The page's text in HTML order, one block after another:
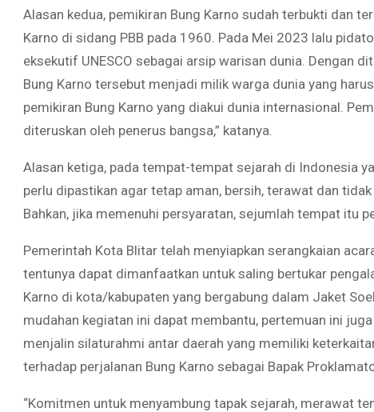
Alasan kedua, pemikiran Bung Karno sudah terbukti dan
Karno di sidang PBB pada 1960. Pada Mei 2023 lalu
eksekutif UNESCO sebagai arsip warisan dunia. Dengan
Bung Karno tersebut menjadi milik warga dunia yang
pemikiran Bung Karno yang diakui dunia internasional.
diteruskan oleh penerus bangsa,” katanya.
Alasan ketiga, pada tempat-tempat sejarah di Indonesia
perlu dipastikan agar tetap aman, bersih, terawat dan
Bahkan, jika memenuhi persyaratan, sejumlah tempat itu
Pemerintah Kota Blitar telah menyiapkan serangkaian
tentunya dapat dimanfaatkan untuk saling bertukar
Karno di kota/kabupaten yang bergabung dalam Jaket
mudahan kegiatan ini dapat membantu, pertemuan ini
menjalin silaturahmi antar daerah yang memiliki
terhadap perjalanan Bung Karno sebagai Bapak
“Komitmen untuk menyambung tapak sejarah, merawat